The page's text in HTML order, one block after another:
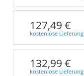
127,49 €
kostenlose Lieferung
132,99 €
kostenlose Lieferung